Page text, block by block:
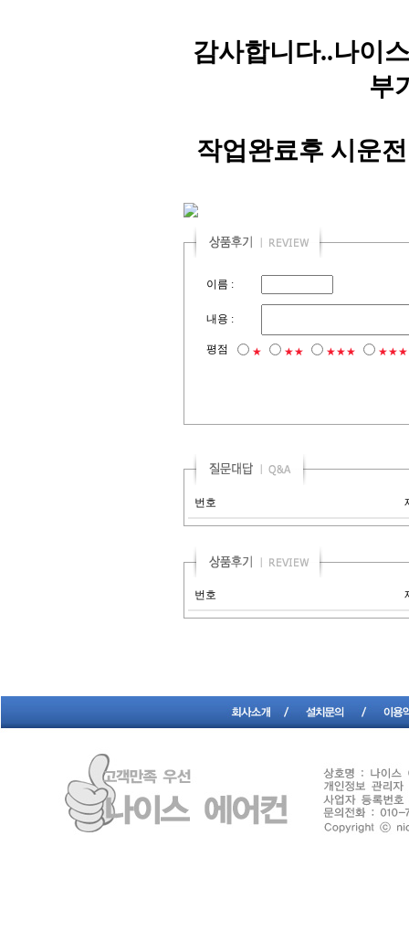
감사합니다..나이
부
작업완료후 시운
이름 :
내용 :
평점 ★ ★★ ★★★
번호
번호